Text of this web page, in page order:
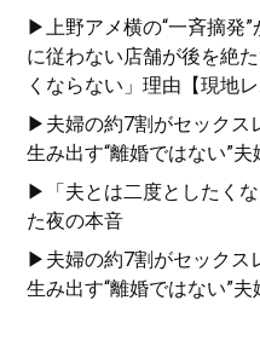
▶上野アメ横の“一斉摘発”
に従わない店舗が後を絶
くならない」理由【現地レ
▶夫婦の約7割がセックス
生み出す“離婚ではない”
▶「夫とは二度としたく
た夜の本音
▶夫婦の約7割がセックス
生み出す“離婚ではない”